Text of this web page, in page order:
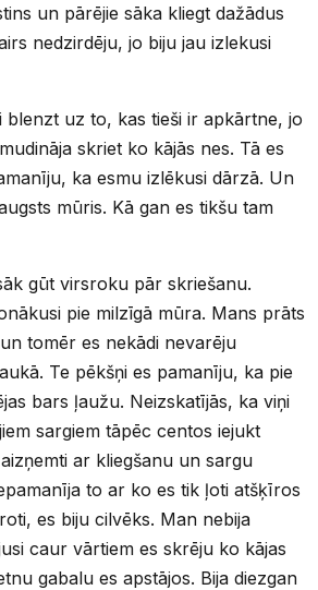
un pārējie sāka kliegt dažādus
nedzirdēju, jo biju jau izlekusi
blenzt uz to, kas tieši ir apkārtne, jo
skriet ko kājās nes. Tā es
ka esmu izlēkusi dārzā. Un
mūris. Kā gan es tikšu tam
gūt virsroku pār skriešanu.
pie milzīgā mūra. Mans prāts
tomēr es nekādi nevarēju
Te pēkšņi es pamanīju, ka pie
bars ļaužu. Neizskatījās, ka viņi
sargiem tāpēc centos iejukt
ar kliegšanu un sargu
to ar ko es tik ļoti atšķīros
es biju cilvēks. Man nebija
caur vārtiem es skrēju ko kājas
gabalu es apstājos. Bija diezgan